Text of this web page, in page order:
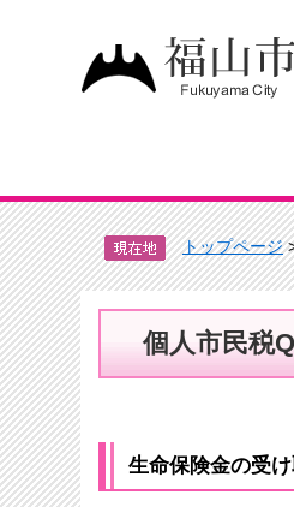
トップページ
個人市民税
生命保険金の受